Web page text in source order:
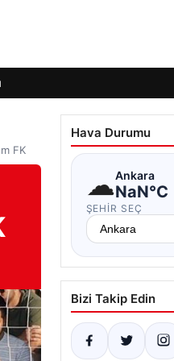
FK
Hava Durumu
☁Ankara
NaN°C
ŞEHIR SEÇ
Bizi Takip Edin